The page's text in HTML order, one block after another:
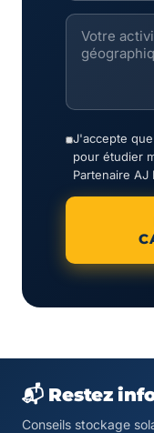
J'accepte
pour étudier
Partenaire AJ
📬 Restez
Conseils stockage